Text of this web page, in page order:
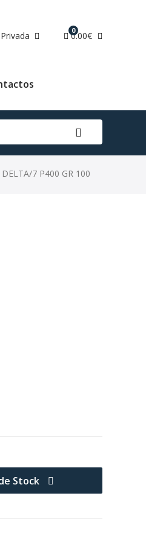
0
0.00€
7 P400 GR 100
Stock